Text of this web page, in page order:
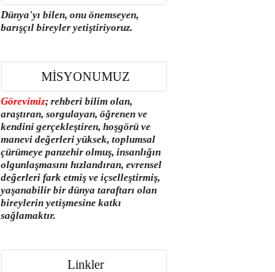
Dünya'yı bilen, onu önemseyen,
barışçıl bireyler yetiştiriyoruz.
MİSYONUMUZ
Görevimiz; rehberi bilim olan,
araştıran, sorgulayan, öğrenen ve
kendini gerçekleştiren, hoşgörü ve
manevi değerleri yüksek, toplumsal
çürümeye panzehir olmuş, insanlığın
olgunlaşmasını hızlandıran, evrensel
değerleri fark etmiş ve içselleştirmiş,
yaşanabilir bir dünya taraftarı olan
bireylerin yetişmesine katkı
sağlamaktır.
Linkler